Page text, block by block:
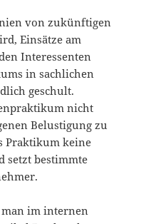
von zukünftigen
Einsätze am
Interessenten
in sachlichen
geschult.
nicht
Belustigung zu
Praktikum keine
setzt bestimmte
im internen